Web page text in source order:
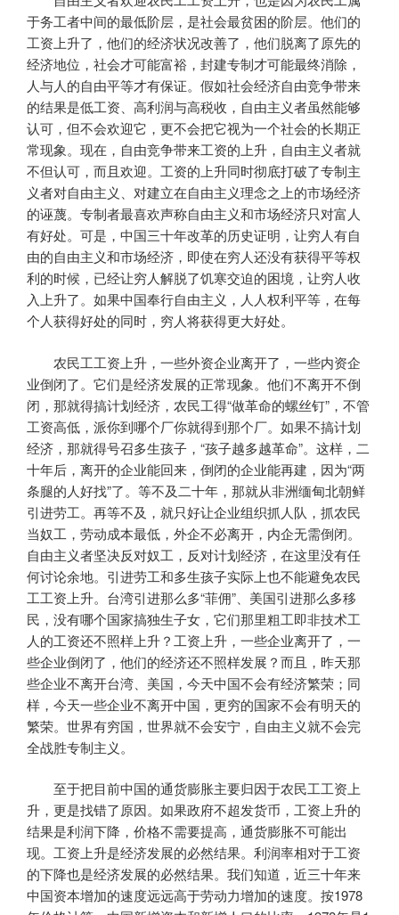
于务工者中间的最低阶层，是社会最贫困的阶层。他们的
工资上升了，他们的经济状况改善了，他们脱离了原先的
经济地位，社会才可能富裕，封建专制才可能最终消除，
人与人的自由平等才有保证。假如社会经济自由竞争带来
的结果是低工资、高利润与高税收，自由主义者虽然能够
认可，但不会欢迎它，更不会把它视为一个社会的长期正
常现象。现在，自由竞争带来工资的上升，自由主义者就
不但认可，而且欢迎。工资的上升同时彻底打破了专制主
义者对自由主义、对建立在自由主义理念之上的市场经济
的诬蔑。专制者最喜欢声称自由主义和市场经济只对富人
有好处。可是，中国三十年改革的历史证明，让穷人有自
由的自由主义和市场经济，即使在穷人还没有获得平等权
利的时候，已经让穷人解脱了饥寒交迫的困境，让穷人收
入上升了。如果中国奉行自由主义，人人权利平等，在每
个人获得好处的同时，穷人将获得更大好处。
农民工工资上升，一些外资企业离开了，一些内资企
业倒闭了。它们是经济发展的正常现象。他们不离开不倒
闭，那就得搞计划经济，农民工得“做革命的螺丝钉”，不管
工资高低，派你到哪个厂你就得到那个厂。如果不搞计划
经济，那就得号召多生孩子，“孩子越多越革命”。这样，二
十年后，离开的企业能回来，倒闭的企业能再建，因为“两
条腿的人好找”了。等不及二十年，那就从非洲缅甸北朝鲜
引进劳工。再等不及，就只好让企业组织抓人队，抓农民
当奴工，劳动成本最低，外企不必离开，内企无需倒闭。
自由主义者坚决反对奴工，反对计划经济，在这里没有任
何讨论余地。引进劳工和多生孩子实际上也不能避免农民
工工资上升。台湾引进那么多“菲佣”、美国引进那么多移
民，没有哪个国家搞独生子女，它们那里粗工即非技术工
人的工资还不照样上升？工资上升，一些企业离开了，一
些企业倒闭了，他们的经济还不照样发展？而且，昨天那
些企业不离开台湾、美国，今天中国不会有经济繁荣；同
样，今天一些企业不离开中国，更穷的国家不会有明天的
繁荣。世界有穷国，世界就不会安宁，自由主义就不会完
全战胜专制主义。
至于把目前中国的通货膨胀主要归因于农民工工资上
升，更是找错了原因。如果政府不超发货币，工资上升的
结果是利润下降，价格不需要提高，通货膨胀不可能出
现。工资上升是经济发展的必然结果。利润率相对于工资
的下降也是经济发展的必然结果。我们知道，近三十年来
中国资本增加的速度远远高于劳动力增加的速度。按1978